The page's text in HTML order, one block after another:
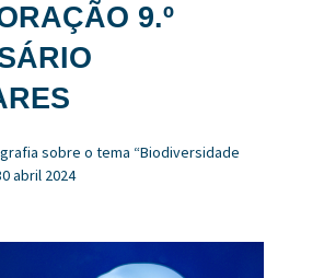
9.º
sobre o tema “Biodiversidade
abril 2024